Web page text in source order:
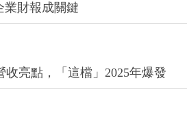
業財報成關鍵
亮點，「這檔」2025年爆發